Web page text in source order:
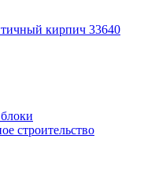
кирпич 33640
строительство